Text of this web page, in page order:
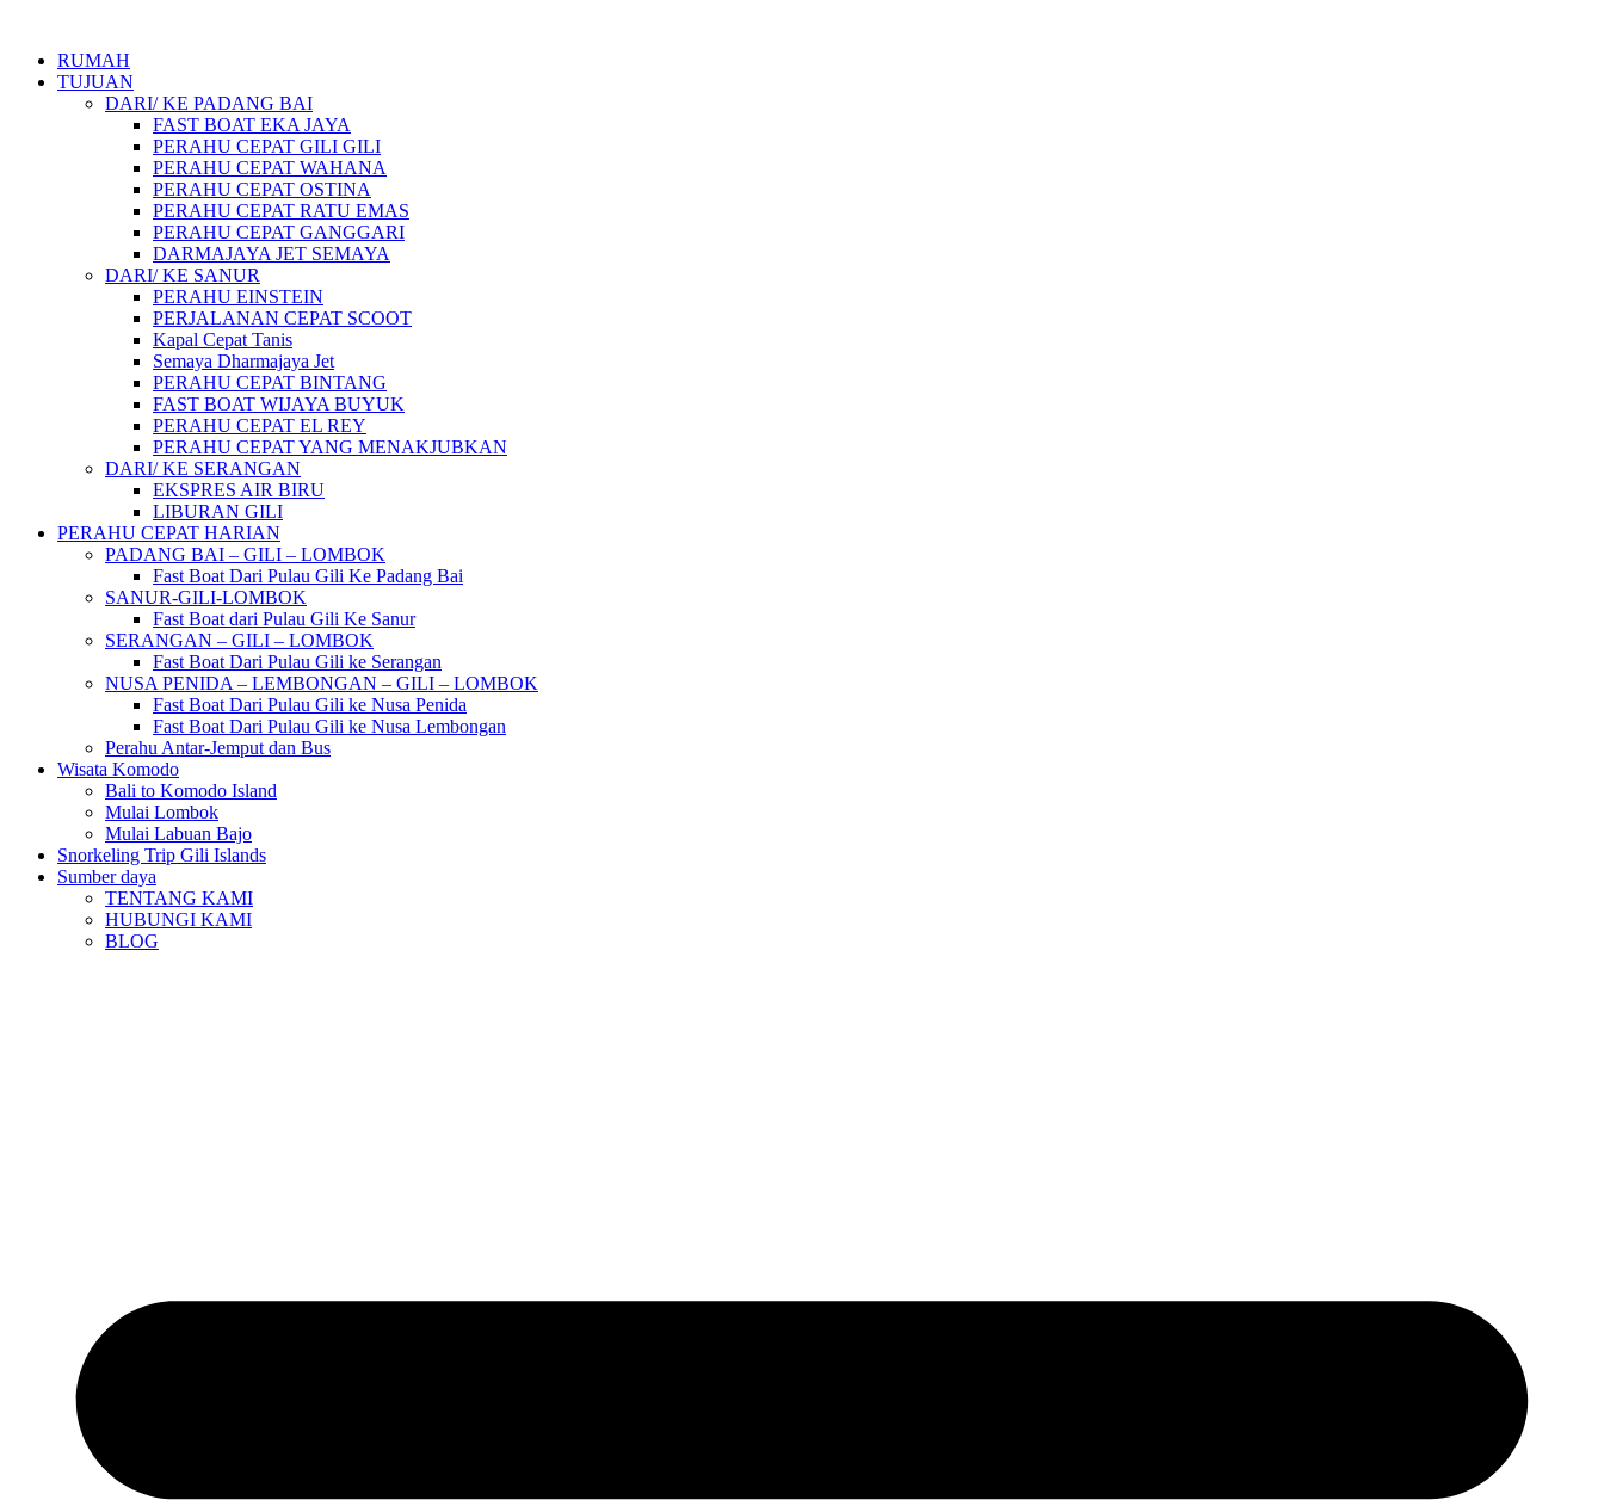
kontenRUMAH
TUJUAN
DARI/ KE PADANG BAI
FAST BOAT EKA JAYA
PERAHU CEPAT GILI GILI
PERAHU CEPAT WAHANA
PERAHU CEPAT OSTINA
PERAHU CEPAT RATU EMAS
PERAHU CEPAT GANGGARI
DARMAJAYA JET SEMAYA
DARI/ KE SANUR
PERAHU EINSTEIN
PERJALANAN CEPAT SCOOT
Kapal Cepat Tanis
Semaya Dharmajaya Jet
PERAHU CEPAT BINTANG
FAST BOAT WIJAYA BUYUK
PERAHU CEPAT EL REY
PERAHU CEPAT YANG MENAKJUBKAN
DARI/ KE SERANGAN
EKSPRES AIR BIRU
LIBURAN GILI
PERAHU CEPAT HARIAN
PADANG BAI – GILI – LOMBOK
Fast Boat Dari Pulau Gili Ke Padang Bai
SANUR-GILI-LOMBOK
Fast Boat dari Pulau Gili Ke Sanur
SERANGAN – GILI – LOMBOK
Fast Boat Dari Pulau Gili ke Serangan
NUSA PENIDA – LEMBONGAN – GILI – LOMBOK
Fast Boat Dari Pulau Gili ke Nusa Penida
Fast Boat Dari Pulau Gili ke Nusa Lembongan
Perahu Antar-Jemput dan Bus
Wisata Komodo
Bali to Komodo Island
Mulai Lombok
Mulai Labuan Bajo
Snorkeling Trip Gili Islands
Sumber daya
TENTANG KAMI
HUBUNGI KAMI
BLOG